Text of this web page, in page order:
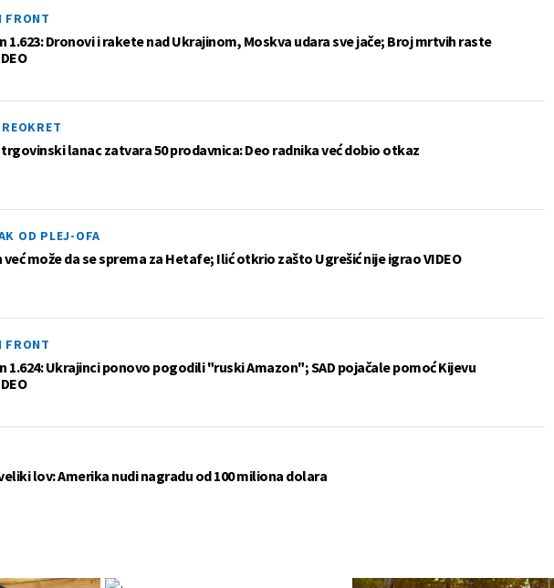
FRONT
1.623: Dronovi i rakete nad Ukrajinom, Moskva udara sve jače; Broj mrtvih raste
lanac zatvara 50 prodavnica: Deo radnika već dobio otkaz
OD PLEJ-OFA
već može da se sprema za Hetafe; Ilić otkrio zašto Ugrešić nije igrao VIDEO
FRONT
1.624: Ukrajinci ponovo pogodili "ruski Amazon"; SAD pojačale pomoć Kijevu
lov: Amerika nudi nagradu od 100 miliona dolara